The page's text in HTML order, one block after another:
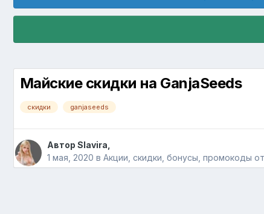
Майские скидки на GanjaSeeds
скидки ganjaseeds
Автор Slavira
1 мая, 2020 в Акции, скидки, бонусы, промокоды